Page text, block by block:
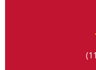
Utilizamos cookies